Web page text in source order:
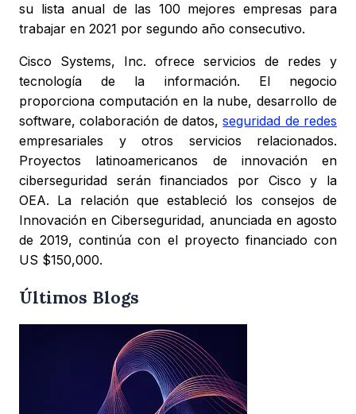
su lista anual de las 100 mejores empresas para
trabajar en 2021 por segundo año consecutivo.
Cisco Systems, Inc. ofrece servicios de redes y
tecnología de la información. El negocio
proporciona computación en la nube, desarrollo de
software, colaboración de datos,seguridad de redes
empresariales y otros servicios relacionados.
Proyectos latinoamericanos de innovación en
ciberseguridad serán financiados por Cisco y la
OEA. La relación que estableció los consejos de
Innovación en Ciberseguridad, anunciada en agosto
de 2019, continúa con el proyecto financiado con
US $150,000.
Últimos Blogs